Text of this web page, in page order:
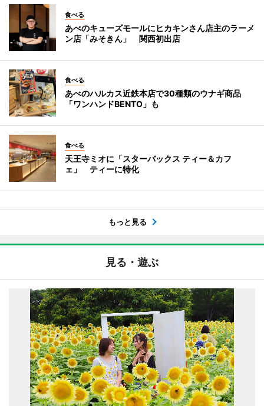
食べる
あべのキューズモールにヒカキンさん店主のラーメ
ン店「みそきん」 関西初出店
食べる
あべのハルカス近鉄本店で30種類のウナギ商品
「ワンハンドBENTO」も
食べる
天王寺ミオに「スターバックス ティー＆カフ
ェ」 ティーに特化
もっと見る
見る・遊ぶ